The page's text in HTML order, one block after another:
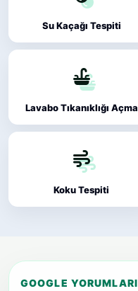
Su Kaçağı Tespiti
Lavabo Tıkanıklığı Açma
Koku Tespiti
GOOGLE YORUMLARI